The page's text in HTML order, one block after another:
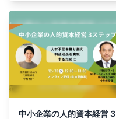
中小企業の人的資本経営 3